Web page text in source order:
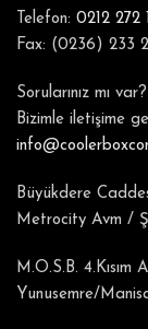
Telefon: 0212 272
Fax: (0236) 233
Sorularınız mı var?
Bizimle iletişime
Büyükdere
Metrocity Avm /
M.O.S.B.
Yunusemre/